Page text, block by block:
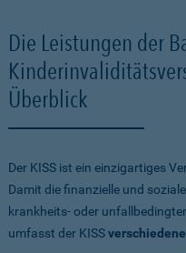
Die Leistungen der
Überblick
Der KISS ist ein einzigartiges
Damit die finanzielle und
krankheits- oder
umfasst der KISS